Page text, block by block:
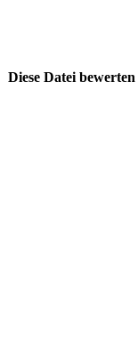
Diese Datei bewerten